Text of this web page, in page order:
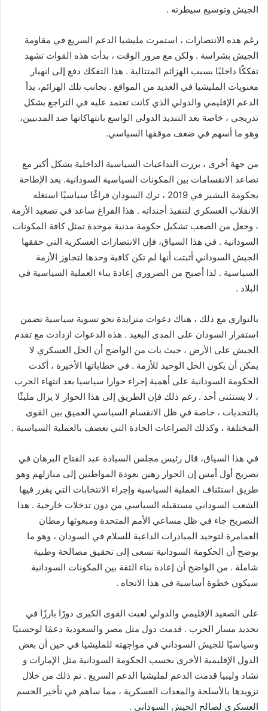
الجيش وتوسيع سيطرته .
رغم هذه الانتصارات ، استمرت مليشيا الدعم السريع في مقاومة
الجيش بشراسة . ولكن مع مرور الوقت ، بدأت هذه القوات تشهد
تفككًا داخليًا بسبب الهزائم المتتالية . هذا التفكك دفع إلى انهيار
معنويات المليشيا في العديد من المواقع . بجانب تلك الهزائم، بدأ
الدعم الإقليمي والدولي الذي كانت تعتمد عليه في التراجع بشكل
تدريجي ، خاصة بعد التنديد الدولي الواسع بانتهاكاتها ضد المدنيين،
وهو ما أسهم في ضعف موقفها السياسي.
من جهة أخرى ، برزت التداعيات السياسية الداخلية بشكل أكبر مع
تصاعد الانقسامات بين المكونات السياسية السودانية. بعد الإطاحة
بحكومة البشير في 2019 ، ترك السودان فراغًا سياسيًا استغله
الانقلاب العسكري لتنفيذ أجنداته . هذا الفراغ ساعد في تصعيد الأزمة
، وجعل من الصعب تشكيل حكومة مدنية موحدة تمثل كافة المكونات
السودانية . في هذا السياق، فإن الانتصارات العسكرية التي حققها
الجيش السوداني أثبتت أنها لم تكن كافية وحدها لتجاوز الأزمة
السياسية . لذا أصبح من الضروري إعادة بناء العملية السياسية في
البلاد .
بالتوازي مع ذلك ، هناك دعوات متزايدة نحو تسوية سياسية تضمن
استقرار السودان على المدى البعيد . هذه الدعوات ازدادت مع تقدم
الجيش على الأرض ، حيث بات من الواضح أن الحل العسكري لا
يمكن أن يكون الحل الوحيد للأزمة . في خطاباتها الأخيرة ، أكدت
الحكومة السودانية على أهمية إجراء حوارا سياسيا بعد انتهاء الحرب
، لا يستثنى أحد . رغم ذلك فإن الطريق إلى هذا الحوار لا يزال مليئًا
بالتحديات ، خاصة في ظل الانقسام السياسي العميق بين القوى
المختلفة ، وكذلك الصراعات الحادة التي تعصف بالعملية السياسية .
في هذا السياق، قال رئيس مجلس السيادة عبد الفتاح البرهان في
تصريح أول أمس إن الحوار رهين بعودة المواطنين إلى منازلهم وهو
طريق استئناف العملية السياسية وإجراء الانتخابات التي يقرر فيها
الشعب السوداني مستقبله السياسي من دون تدخلات خارجية . هذا
التصريح جاء في ظل مساعي الأمم المتحدة ومبعوثها رمطان
العمامرة لتوحيد المبادرات الداعية للسلام في السودان ، وهو ما
يوضح أن الحكومة السودانية تسعى إلى تحقيق مصالحة وطنية
شاملة . من الواضح أن إعادة بناء الثقة بين المكونات السودانية
سيكون خطوة أساسية في هذا الاتجاه .
على الصعيد الإقليمي والدولي لعبت القوى الكبرى دورًا بارزًا في
تحديد مسار الحرب . قدمت دول مثل مصر والسعودية دعمًا لوجستيًا
وسياسيًا للجيش السوداني في مواجهته للمليشيا في حين أن بعض
الدول الإقليمية الأخرى بحسب الحكومة السودانية مثل الإمارات و
تشاد وليبيا قدمت الدعم لمليشيا الدعم السريع . تم ذلك من خلال
تزويدها بالأسلحة والمعدات العسكرية ، مما ساهم في تأخير الحسم
العسكري لصالح الجيش السوداني .